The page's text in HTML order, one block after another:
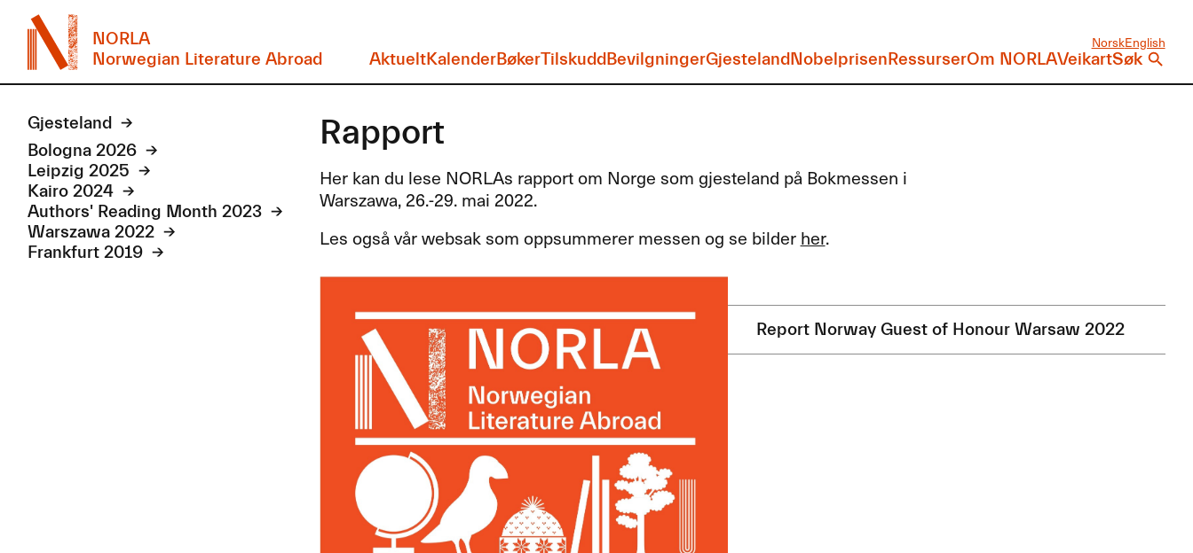
NORLA
Norwegian Literature Abroad
NorskEnglish
AktueltKalenderBøkerTilskuddBevilgningerGjestelandNobelprisenRessurserOm NORLAVeikartSøk
Gjesteland
Bologna 2026
Leipzig 2025
Kairo 2024
Authors' Reading Month 2023
Warszawa 2022
Frankfurt 2019
Rapport
Her kan du lese NORLAs rapport om Norge som gjesteland på Bokmessen i
Warszawa, 26.-29. mai 2022.
Les også vår websak som oppsummerer messen og se bilder her.
Report Norway Guest of Honour Warsaw 2022